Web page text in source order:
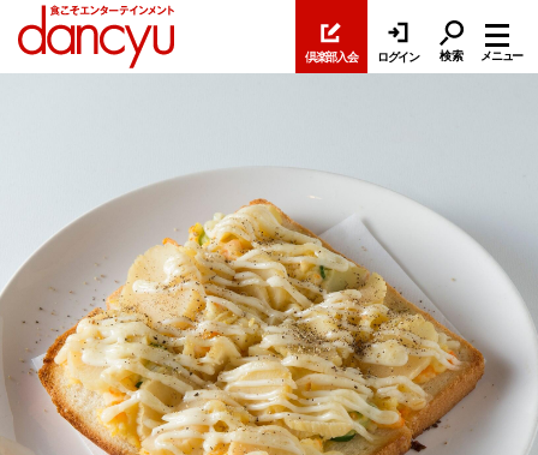
倶楽部入会 ログイン 検索 メニュー